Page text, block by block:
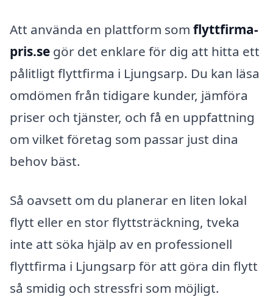
Att använda en plattform som flyttfirma-
pris.se gör det enklare för dig att hitta ett
pålitligt flyttfirma i Ljungsarp. Du kan läsa
omdömen från tidigare kunder, jämföra
priser och tjänster, och få en uppfattning
om vilket företag som passar just dina
behov bäst.
Så oavsett om du planerar en liten lokal
flytt eller en stor flyttsträckning, tveka
inte att söka hjälp av en professionell
flyttfirma i Ljungsarp för att göra din flytt
så smidig och stressfri som möjligt.